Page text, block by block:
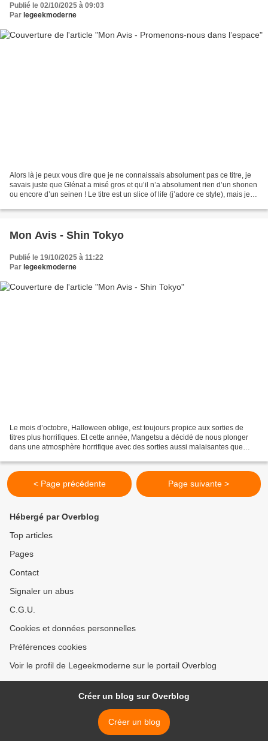
Publié le 02/10/2025 à 09:03
Par legeekmoderne
Alors là je peux vous dire que je ne connaissais absolument pas ce titre, je
savais juste que Glénat a misé gros et qu’il n’a absolument rien d’un shonen
ou encore d’un seinen ! Le titre est un slice of life (j’adore ce style), mais je
Mon Avis - Shin Tokyo
Publié le 19/10/2025 à 11:22
Par legeekmoderne
Le mois d’octobre, Halloween oblige, est toujours propice aux sorties de
titres plus horrifiques. Et cette année, Mangetsu a décidé de nous plonger
dans une atmosphère horrifique avec des sorties aussi malaisantes que
< Page précédente Page suivante >
Hébergé par Overblog
Top articles
Pages
Contact
Signaler un abus
C.G.U.
Cookies et données personnelles
Préférences cookies
Voir le profil de Legeekmoderne sur le portail Overblog
Créer un blog sur Overblog
Créer un blog